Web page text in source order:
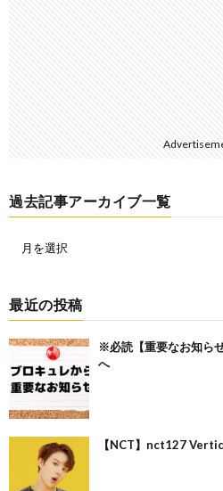
過去記事アーカイブ一覧
最近の投稿
※必読【重要なお知ら
へ
【NCT】nct127